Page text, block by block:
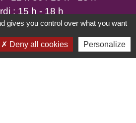
: 15 h - 18 h
h - 12 h 30 / 15 h - 18 h
: 15 h - 18 h
h - 12 h 30 / 15 h - 18 h
gives you control over what you want
Deny all cookies Personalize